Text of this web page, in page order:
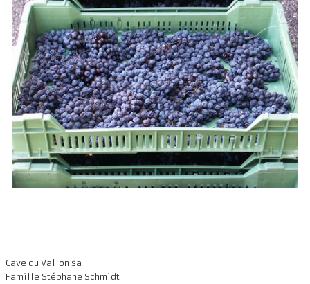
Infos pratiques▼
Médias▼
Login▼
Français▼
Cave du Vallon sa
Famille Stéphane Schmidt